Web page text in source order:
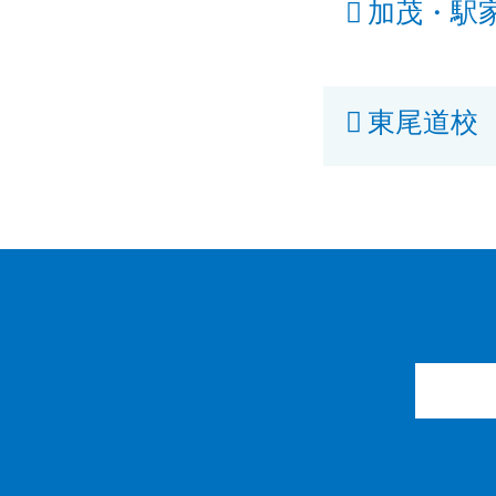
加茂・駅
東尾道校